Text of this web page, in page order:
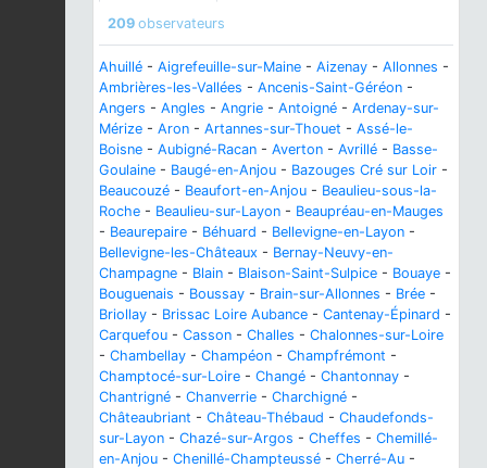
209 observateurs
Ahuillé - Aigrefeuille-sur-Maine - Aizenay - Allonnes -
Ambrières-les-Vallées - Ancenis-Saint-Géréon -
Angers - Angles - Angrie - Antoigné - Ardenay-sur-
Mérize - Aron - Artannes-sur-Thouet - Assé-le-
Boisne - Aubigné-Racan - Averton - Avrillé - Basse-
Goulaine - Baugé-en-Anjou - Bazouges Cré sur Loir -
Beaucouzé - Beaufort-en-Anjou - Beaulieu-sous-la-
Roche - Beaulieu-sur-Layon - Beaupréau-en-Mauges
- Beaurepaire - Béhuard - Bellevigne-en-Layon -
Bellevigne-les-Châteaux - Bernay-Neuvy-en-
Champagne - Blain - Blaison-Saint-Sulpice - Bouaye -
Bouguenais - Boussay - Brain-sur-Allonnes - Brée -
Briollay - Brissac Loire Aubance - Cantenay-Épinard -
Carquefou - Casson - Challes - Chalonnes-sur-Loire
- Chambellay - Champéon - Champfrémont -
Champtocé-sur-Loire - Changé - Chantonnay -
Chantrigné - Chanverrie - Charchigné -
Châteaubriant - Château-Thébaud - Chaudefonds-
sur-Layon - Chazé-sur-Argos - Cheffes - Chemillé-
en-Anjou - Chenillé-Champteussé - Cherré-Au -